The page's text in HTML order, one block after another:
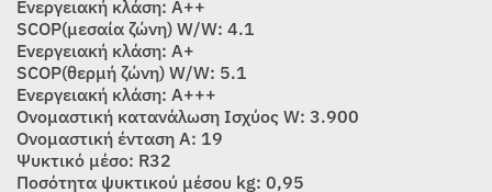
Ενεργειακή κλάση: A++
SCOP(μεσαία ζώνη) W/W: 4.1
Ενεργειακή κλάση: A+
SCOP(θερμή ζώνη) W/W: 5.1
Ενεργειακή κλάση: A+++
Ονομαστική κατανάλωση Ισχύος W: 3.900
Ονομαστική ένταση A: 19
Ψυκτικό μέσο: R32
Ποσότητα ψυκτικού μέσου kg: 0,95